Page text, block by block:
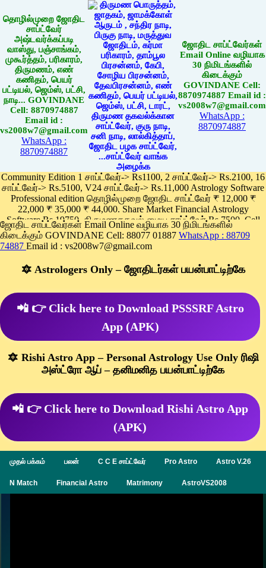
தொழில்முறை ஜோதிட
சாப்ட்வேர்
அஷ்டவர்க்கப்படி
வாஸ்து, பஞ்சாங்கம்,
முகூர்த்தம், பரிகாரம்,
திருமணம், எண்
கணிதம், பெயர்
பட்டியல், ஜெம்ஸ், பட்சி,
நாடி... GOVINDANE
Cell: 8870974887
Email id :
vs2008w7@gmail.com
WhatsApp :
8870974887
ஜோதிட சாப்ட்வேர்கள்
Email Online வழியாக
30 நிமிடங்களில்
கிடைக்கும்
GOVINDANE Cell:
8870974887 Email id :
vs2008w7@gmail.com
WhatsApp :
8870974887
Community Edition 1 சாப்ட்வேர்-> Rs1100, 2 சாப்ட்வேர்-> Rs.2100, 16
சாப்ட்வேர்-> Rs.5100, V24 சாப்ட்வேர்-> Rs.11,000 Astrology Software
Professional edition தொழில்முறை ஜோதிட சாப்ட்வேர் ₹ 12,000 ₹
22,000 ₹ 35,000 ₹ 44,000. Share Market Financial Astrology
Software Rs.19750, திருமணதகவல் மைய சாப்ட்வேர் Rs.7500, Cell
Phone App Rs. 1100
Pay online
ஜோதிட சாப்ட்வேர்கள் Email Online வழியாக 30 நிமிடங்களில்
கிடைக்கும் GOVINDANE Cell: 88077 01887 WhatsApp : 88709
74887 Email id : vs2008w7@gmail.com
🔯 Astrologers Only – ஜோதிடர்கள் பயன்பாட்டிற்கே
📲 👉 Click here to Download PSSSRF Astro
App (APK)
🔯 Rishi Astro App – Personal Astrology Use Only ரிஷி
அஸ்ட்ரோ ஆப் – தனிமனித பயன்பாட்டிற்கே
📲 👉 Click here to Download Rishi Astro App
(APK)
முதல் பக்கம் பலன் C C E சாப்ட்வேர் Pro Astro Astro V.26
N Match Financial Astro Matrimony AstroVS2008